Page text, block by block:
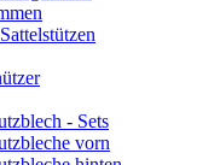
- Sets
vorn